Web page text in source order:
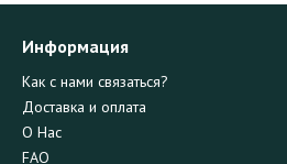
Информация
Как с нами связаться?
Доставка и оплата
О Нас
FAQ